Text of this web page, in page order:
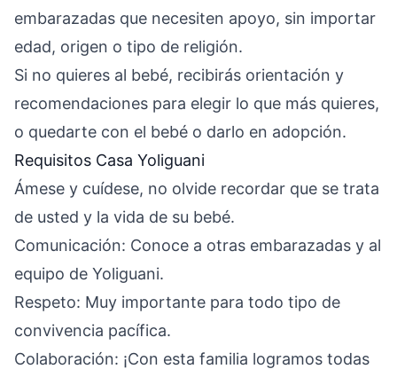
embarazadas que necesiten apoyo, sin importar
edad, origen o tipo de religión.
Si no quieres al bebé, recibirás orientación y
recomendaciones para elegir lo que más quieres,
o quedarte con el bebé o darlo en adopción.
Requisitos Casa Yoliguani
Ámese y cuídese, no olvide recordar que se trata
de usted y la vida de su bebé.
Comunicación: Conoce a otras embarazadas y al
equipo de Yoliguani.
Respeto: Muy importante para todo tipo de
convivencia pacífica.
Colaboración: ¡Con esta familia logramos todas